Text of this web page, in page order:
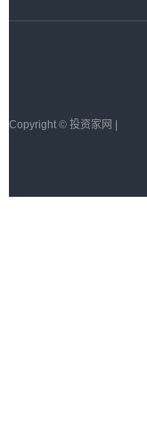
Copyright © 投资家网 |